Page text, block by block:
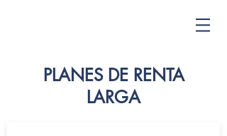
PLANES DE RENTA
LARGA